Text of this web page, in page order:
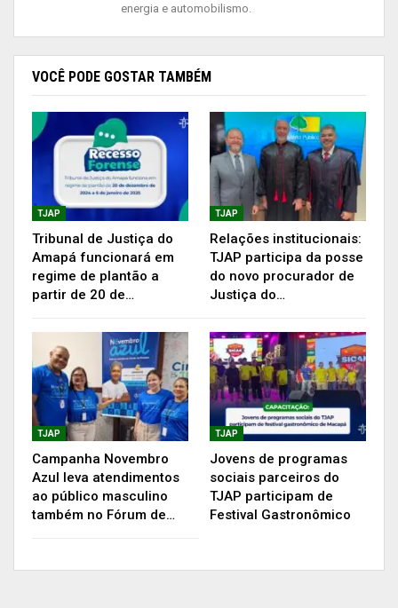
o desembargador.
Ainda na pauta do dia, entraram os processos
que trataram da recomposição da Comissão do
do Poder Judiciário do Estado do Amapá; e
debates sobre a proposta orçamentária do TJAP
para o exercício financeiro de 2022.
Publicidade (x)
energia e automobilismo.
VOCÊ PODE GOSTAR TAMBÉM
TJAP
Tribunal de Justiça do
Amapá funcionará em
regime de plantão a
partir de 20 de…
TJAP
Relações institucionais:
TJAP participa da posse
do novo procurador de
Justiça do…
TJAP
Campanha Novembro
Azul leva atendimentos
ao público masculino
também no Fórum de…
TJAP
Jovens de programas
sociais parceiros do
TJAP participam de
Festival Gastronômico